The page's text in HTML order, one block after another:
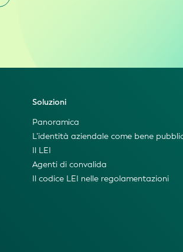
Soluzioni
Panoramica
L’identità aziendale come bene
Il LEI
Agenti di convalida
Il codice LEI nelle regolamentazioni